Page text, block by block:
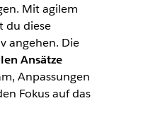
Mit agilem
du diese
angehen. Die
Ansätze
Anpassungen
Fokus auf das